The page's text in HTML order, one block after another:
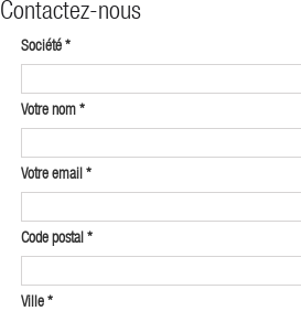
Contactez-nous
Société *
Votre nom *
Votre email *
Code postal *
Ville *